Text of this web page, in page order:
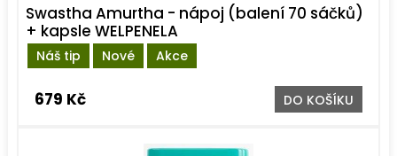
Náš tip Nové Akce
Swastha Amurtha - nápoj (balení 70 sáčků)
+ kapsle WELPENELA
679 Kč DO KOŠÍKU